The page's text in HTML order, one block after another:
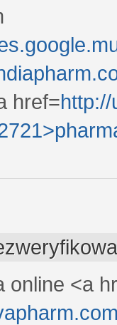
href=
online <a